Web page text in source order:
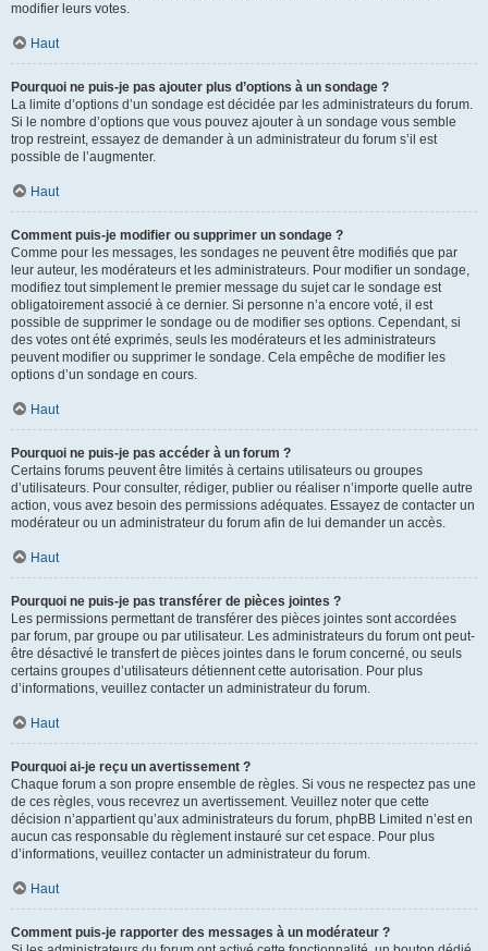
modifier leurs votes.
Haut
Pourquoi ne puis-je pas ajouter plus d’options à un sondage ?
La limite d’options d’un sondage est décidée par les administrateurs du forum.
Si le nombre d’options que vous pouvez ajouter à un sondage vous semble
trop restreint, essayez de demander à un administrateur du forum s’il est
possible de l’augmenter.
Haut
Comment puis-je modifier ou supprimer un sondage ?
Comme pour les messages, les sondages ne peuvent être modifiés que par
leur auteur, les modérateurs et les administrateurs. Pour modifier un sondage,
modifiez tout simplement le premier message du sujet car le sondage est
obligatoirement associé à ce dernier. Si personne n’a encore voté, il est
possible de supprimer le sondage ou de modifier ses options. Cependant, si
des votes ont été exprimés, seuls les modérateurs et les administrateurs
peuvent modifier ou supprimer le sondage. Cela empêche de modifier les
options d’un sondage en cours.
Haut
Pourquoi ne puis-je pas accéder à un forum ?
Certains forums peuvent être limités à certains utilisateurs ou groupes
d’utilisateurs. Pour consulter, rédiger, publier ou réaliser n’importe quelle autre
action, vous avez besoin des permissions adéquates. Essayez de contacter un
modérateur ou un administrateur du forum afin de lui demander un accès.
Haut
Pourquoi ne puis-je pas transférer de pièces jointes ?
Les permissions permettant de transférer des pièces jointes sont accordées
par forum, par groupe ou par utilisateur. Les administrateurs du forum ont peut-
être désactivé le transfert de pièces jointes dans le forum concerné, ou seuls
certains groupes d’utilisateurs détiennent cette autorisation. Pour plus
d’informations, veuillez contacter un administrateur du forum.
Haut
Pourquoi ai-je reçu un avertissement ?
Chaque forum a son propre ensemble de règles. Si vous ne respectez pas une
de ces règles, vous recevrez un avertissement. Veuillez noter que cette
décision n’appartient qu’aux administrateurs du forum, phpBB Limited n’est en
aucun cas responsable du règlement instauré sur cet espace. Pour plus
d’informations, veuillez contacter un administrateur du forum.
Haut
Comment puis-je rapporter des messages à un modérateur ?